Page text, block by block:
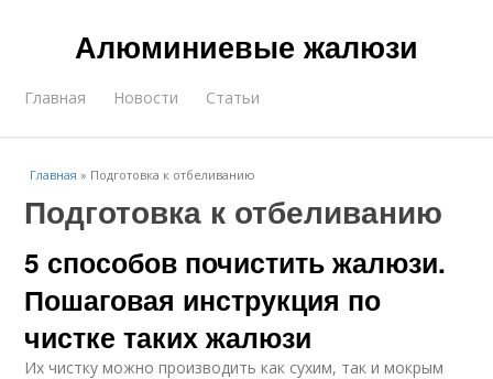
Алюминиевые жалюзи
Главная Новости Статьи
Главная » Подготовка к отбеливанию
Подготовка к отбеливанию
5 способов почистить жалюзи.
Пошаговая инструкция по
чистке таких жалюзи
Их чистку можно производить как сухим, так и мокрым